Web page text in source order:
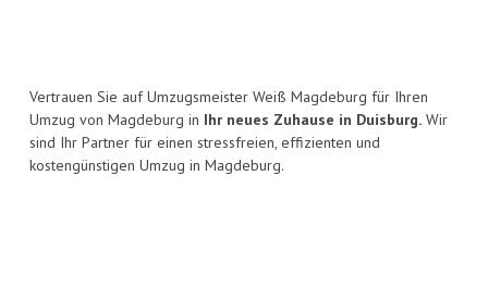
Vertrauen Sie auf Umzugsmeister Weiß Magdeburg für Ihren
Umzug von Magdeburg in Ihr neues Zuhause in Duisburg. Wir
sind Ihr Partner für einen stressfreien, effizienten und
kostengünstigen Umzug in Magdeburg.